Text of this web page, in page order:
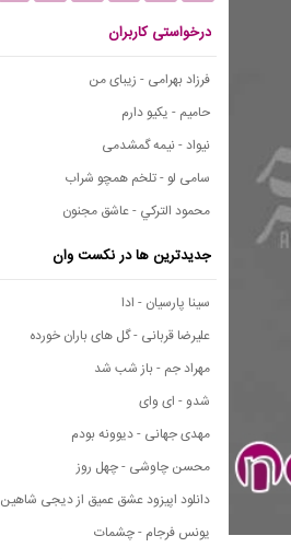
درخواستی کاربران
فرزاد بهرامی - زیبای من
حامیم - یکیو دارم
نیواد - نیمه گمشدمی
سامی لو - تلخم همچو شراب
محمود التركي - عاشق مجنون
جدیدترین ها در نکست وان
سینا پارسیان - ادا
علیرضا قربانی - گل های باران خورده
مهراد جم - باز شب شد
شدو - ای وای
مهدی جهانی - دیوونه بودم
محسن چاوشی - چهل روز
دانلود اپیزود عشق عمیق از دیجی شاهین
یونس فرجام - چشمات